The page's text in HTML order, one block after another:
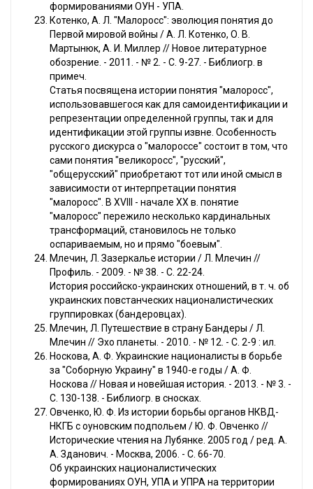
формированиями ОУН - УПА.
Котенко, А. Л. "Малоросс": эволюция понятия до
Первой мировой войны / А. Л. Котенко, О. В.
Мартынюк, А. И. Миллер // Новое литературное
обозрение. - 2011. - № 2. - С. 9-27. - Библиогр. в
примеч.
Статья посвящена истории понятия "малоросс",
использовавшегося как для самоидентификации и
репрезентации определенной группы, так и для
идентификации этой группы извне. Особенность
русского дискурса о "малороссе" состоит в том, что
сами понятия "великоросс", "русский",
"общерусский" приобретают тот или иной смысл в
зависимости от интерпретации понятия
"малоросс". В XVIII - начале XX в. понятие
"малоросс" пережило несколько кардинальных
трансформаций, становилось не только
оспариваемым, но и прямо "боевым".
Млечин, Л. Зазеркалье истории / Л. Млечин //
Профиль. - 2009. - № 38. - С. 22-24.
История российско-украинских отношений, в т. ч. об
украинских повстанческих националистических
группировках (бандеровцах).
Млечин, Л. Путешествие в страну Бандеры / Л.
Млечин // Эхо планеты. - 2010. - № 12. - С. 2-9 : ил.
Носкова, А. Ф. Украинские националисты в борьбе
за "Соборную Украину" в 1940-е годы / А. Ф.
Носкова // Новая и новейшая история. - 2013. - № 3. -
С. 130-138. - Библиогр. в сносках.
Овченко, Ю. Ф. Из истории борьбы органов НКВД-
НКГБ с оуновским подпольем / Ю. Ф. Овченко //
Исторические чтения на Лубянке. 2005 год / ред. А.
А. Зданович. - Москва, 2006. - С. 66-70.
Об украинских националистических
формированиях ОУН, УПА и УПРА на территории